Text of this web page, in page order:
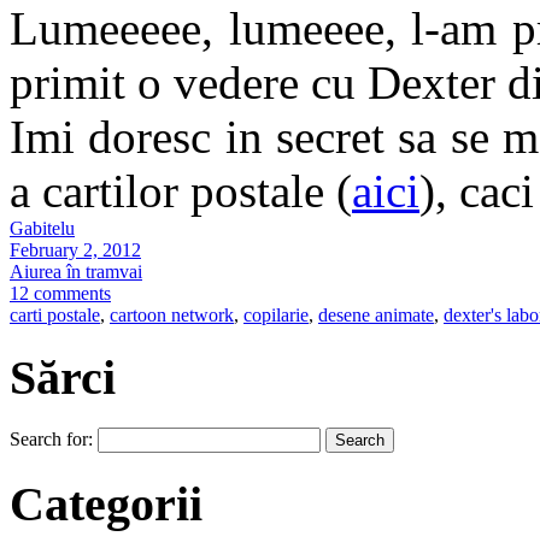
Lumeeeee, lumeeee, l-am
primit o vedere cu Dexter
Imi doresc in secret sa se
a cartilor postale (aici),
Gabitelu
February 2, 2012
Aiurea în tramvai
12 comments
carti postale, cartoon network, copilarie, desene animate, dexter's
Sărci
Search for:
Categorii